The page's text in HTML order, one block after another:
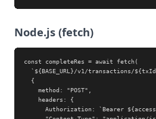
Node.js (fetch)
const completeRes = await fetch(
`${BASE_URL}/v1/transactions/
  {
    method: "POST",
    headers: {
Authorization: `Bearer